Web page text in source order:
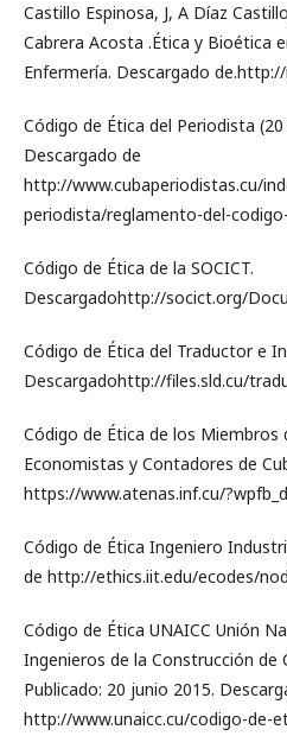
Castillo Espinosa, J, A Díaz
Cabrera Acosta .Ética y Bioética
Enfermería. Descargado
Código de Ética del Periodista
Descargado de
http://www.cubaperiodistas.cu/
periodista/reglamento-del-
Código de Ética de la SOCICT.
Descargadohttp://socict.org/
Código de Ética del Traductor e
Descargadohttp://files.sld.cu/
Código de Ética de los Miembros
Economistas y Contadores de
https://www.atenas.inf.cu/
Código de Ética Ingeniero
de http://ethics.iit.edu/ecodes/
Código de Ética UNAICC Unión
Ingenieros de la Construcción de
Publicado: 20 junio 2015.
http://www.unaicc.cu/codigo-de-